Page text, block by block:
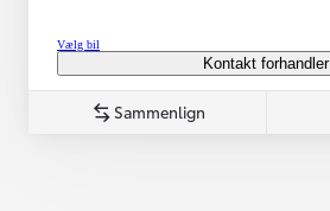
Vælg bil
Kontakt forhandler
Sammenlign